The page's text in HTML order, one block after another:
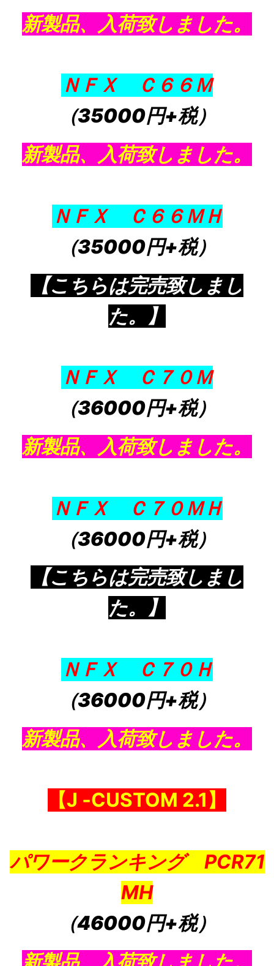
新製品、入荷致しました。
ＮＦＸ Ｃ６６Ｍ
（35000円+税）
新製品、入荷致しました。
ＮＦＸ Ｃ６６ＭＨ
（35000円+税）
【こちらは完売致しまし
た。】
ＮＦＸ Ｃ７０Ｍ
（36000円+税）
新製品、入荷致しました。
ＮＦＸ Ｃ７０ＭＨ
（36000円+税）
【こちらは完売致しまし
た。】
ＮＦＸ Ｃ７０Ｈ
（36000円+税）
新製品、入荷致しました。
【J ‐CUSTOM 2.1 】
パワークランキング PCR71
MH
（46000円+税）